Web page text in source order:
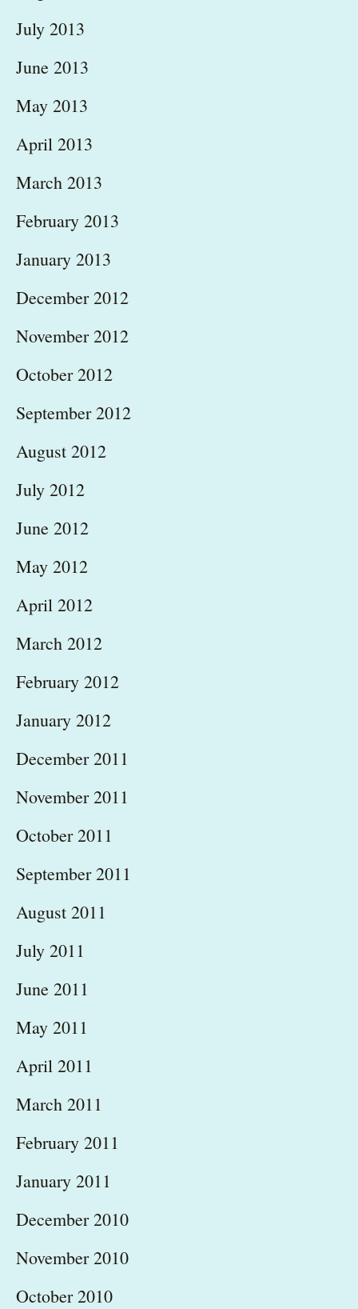
July 2013
June 2013
May 2013
April 2013
March 2013
February 2013
January 2013
December 2012
November 2012
October 2012
September 2012
August 2012
July 2012
June 2012
May 2012
April 2012
March 2012
February 2012
January 2012
December 2011
November 2011
October 2011
September 2011
August 2011
July 2011
June 2011
May 2011
April 2011
March 2011
February 2011
January 2011
December 2010
November 2010
October 2010